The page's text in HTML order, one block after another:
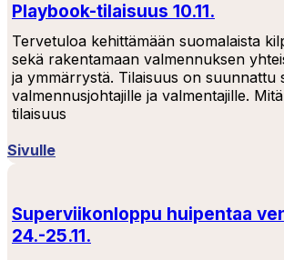
Playbook-tilaisuus 10.11.
Tervetuloa kehittämään suomalaista
sekä rakentamaan valmennuksen
ja ymmärrystä. Tilaisuus on suunnattu
valmennusjohtajille ja valmentajille.
tilaisuus
Sivulle
Superviikonloppu huipentaa
24.-25.11.